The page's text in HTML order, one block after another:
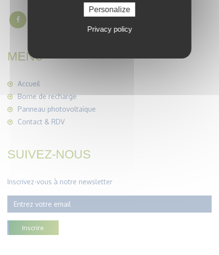
MENU
Accueil
Borne de recharge
Panneau photovoltaïque
Contact & RDV
SUIVEZ-NOUS
Inscrivez-vous à notre newsletter
Inscrire
Personalize
Privacy policy